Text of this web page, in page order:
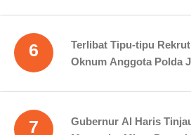
6
Terlibat Tipu-tipu
Oknum Anggota Polda
7
Gubernur Al Haris